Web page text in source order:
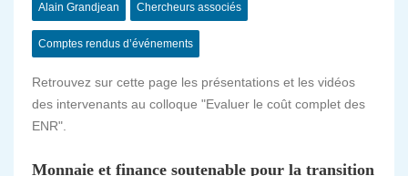
Alain Grandjean Chercheurs associés
Comptes rendus d’événements
Retrouvez sur cette page les présentations et les vidéos
des intervenants au colloque "Evaluer le coût complet des
ENR".
Monnaie et finance soutenable pour la transition